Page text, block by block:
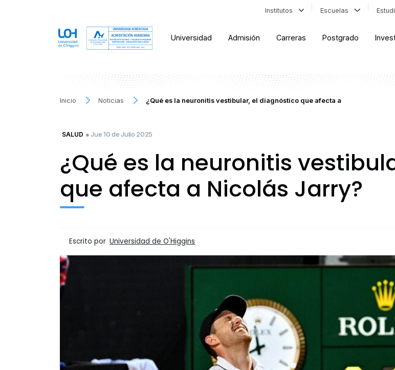
Institutos Escuelas
Universidad Admisión Carreras Postgrado
Inicio Noticias ¿Qué es la neuronitis vestibular, el diagnóstico que afecta a
SALUD ● Jue 10 de Julio 2025
¿Qué es la neuronitis
que afecta a Nicolás Jarry?
Escrito por Universidad de O'Higgins